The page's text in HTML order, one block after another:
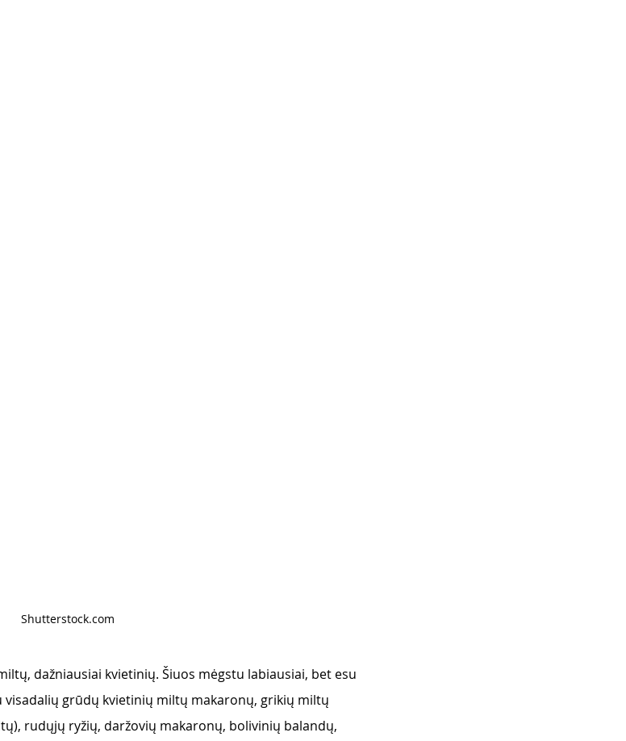
Shutterstock.com
dažniausiai kvietinių. Šiuos mėgstu labiausiai, bet esu
visadalių grūdų kvietinių miltų makaronų, grikių miltų
rudųjų ryžių, daržovių makaronų, bolivinių balandų,